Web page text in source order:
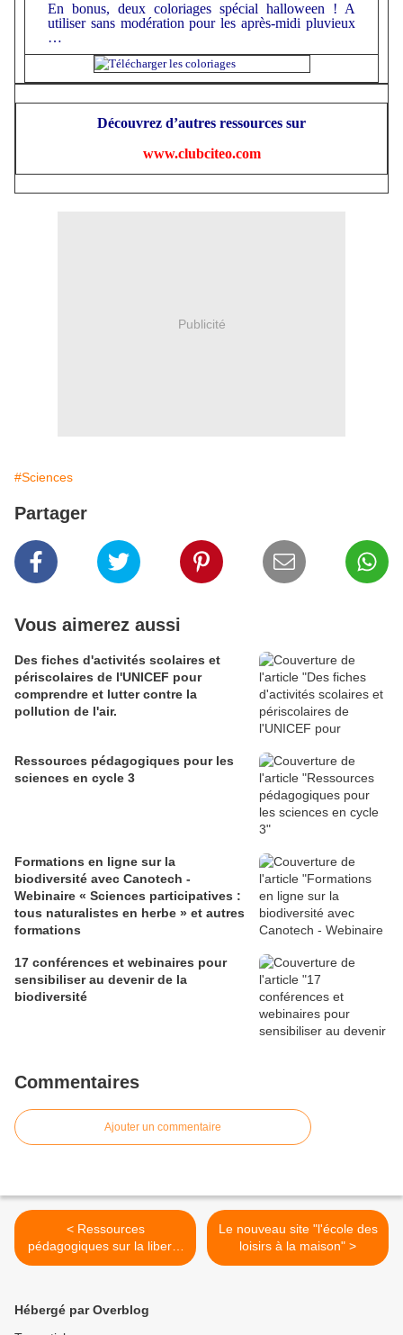
En bonus, deux coloriages spécial halloween ! A
utiliser sans modération pour les après-midi pluvieux
…
Découvrez d’autres ressources sur
www.clubciteo.com
Publicité
#Sciences
Partager
Vous aimerez aussi
Des fiches d'activités scolaires et
périscolaires de l'UNICEF pour
comprendre et lutter contre la
pollution de l'air.
Ressources pédagogiques pour les
sciences en cycle 3
Formations en ligne sur la
biodiversité avec Canotech -
Webinaire « Sciences participatives :
tous naturalistes en herbe » et autres
formations
17 conférences et webinaires pour
sensibiliser au devenir de la
biodiversité
Commentaires
Ajouter un commentaire
< Ressources
pédagogiques sur la liberté
d'expression
Le nouveau site "l'école des
loisirs à la maison" >
Hébergé par Overblog